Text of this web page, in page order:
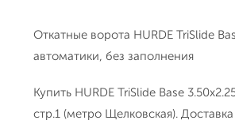
Откатные ворота HURDE TriSlide
автоматики, без заполнения
Купить HURDE TriSlide Base
стр.1 (метро Щелковская).